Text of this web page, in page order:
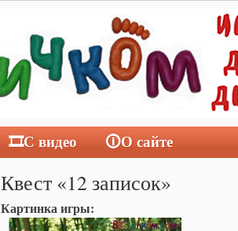
Квест «12 записок»
Картинка игры:
🎞С видео
🛈О сайте